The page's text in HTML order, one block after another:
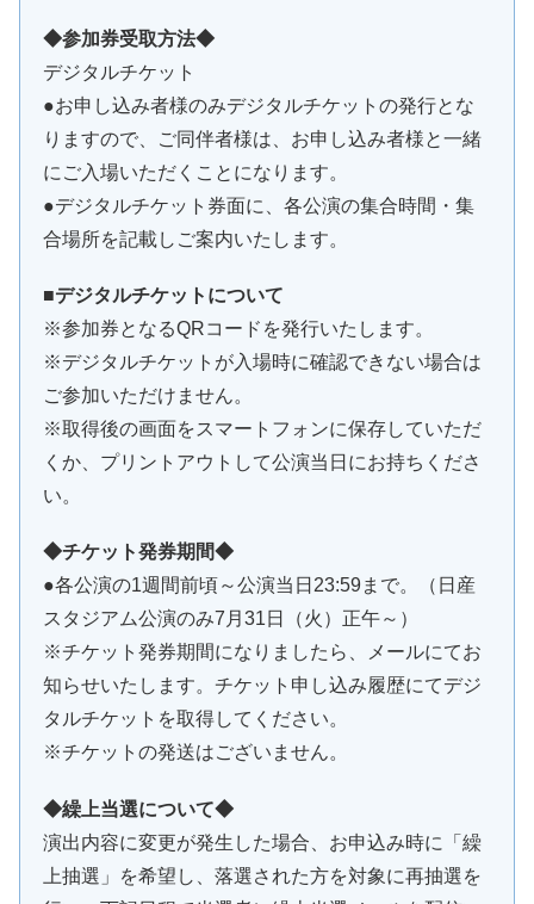
◆参加券受取方法◆
デジタルチケット
●お申し込み者様のみデジタルチケットの発行とな
りますので、ご同伴者様は、お申し込み者様と一緒
にご入場いただくことになります。
●デジタルチケット券面に、各公演の集合時間・集
合場所を記載しご案内いたします。
■デジタルチケットについて
※参加券となるQRコードを発行いたします。
※デジタルチケットが入場時に確認できない場合は
ご参加いただけません。
※取得後の画面をスマートフォンに保存していただ
くか、プリントアウトして公演当日にお持ちくださ
い。
◆チケット発券期間◆
●各公演の1週間前頃～公演当日23:59まで。（日産
スタジアム公演のみ7月31日（火）正午～）
※チケット発券期間になりましたら、メールにてお
知らせいたします。チケット申し込み履歴にてデジ
タルチケットを取得してください。
※チケットの発送はございません。
◆繰上当選について◆
演出内容に変更が発生した場合、お申込み時に「繰
上抽選」を希望し、落選された方を対象に再抽選を